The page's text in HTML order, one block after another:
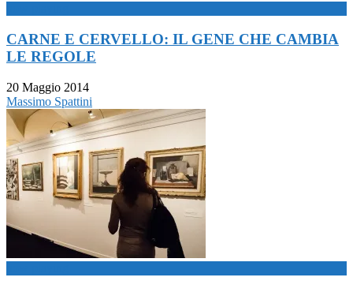
CARNE E CERVELLO: IL GENE CHE CAMBIA
LE REGOLE
20 Maggio 2014
Massimo Spattini